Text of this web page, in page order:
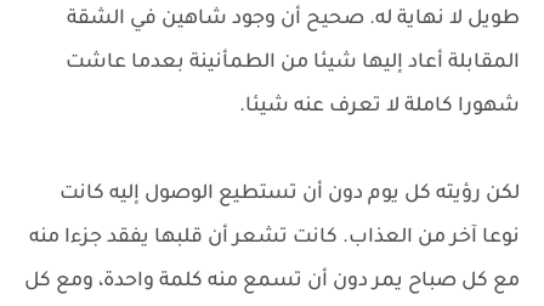
طويل لا نهاية له. صحيح أن وجود شاهين في الشقة
المقابلة أعاد إليها شيئا من الطمأنينة بعدما عاشت
شهورا كاملة لا تعرف عنه شيئا.
لكن رؤيته كل يوم دون أن تستطيع الوصول إليه كانت
نوعا آخر من العذاب. كانت تشعر أن قلبها يفقد جزءا منه
مع كل صباح يمر دون أن تسمع منه كلمة واحدة، ومع كل